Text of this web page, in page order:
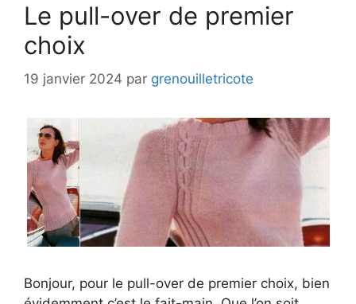
Le pull-over de premier
choix
19 janvier 2024 par grenouilletricote
Bonjour, pour le pull-over de premier choix, bien